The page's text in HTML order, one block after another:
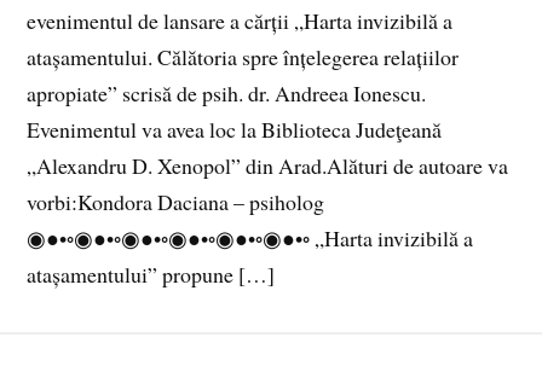
evenimentul de lansare a cărții „Harta invizibilă a
atașamentului. Călătoria spre înțelegerea relațiilor
apropiate” scrisă de psih. dr. Andreea Ionescu.
Evenimentul va avea loc la Biblioteca Judeţeană
„Alexandru D. Xenopol” din Arad.Alături de autoare va
vorbi:Kondora Daciana – psiholog
◉●•◦◉●•◦◉●•◦◉●•◦◉●•◦◉●•◦ „Harta invizibilă a
atașamentului” propune […]